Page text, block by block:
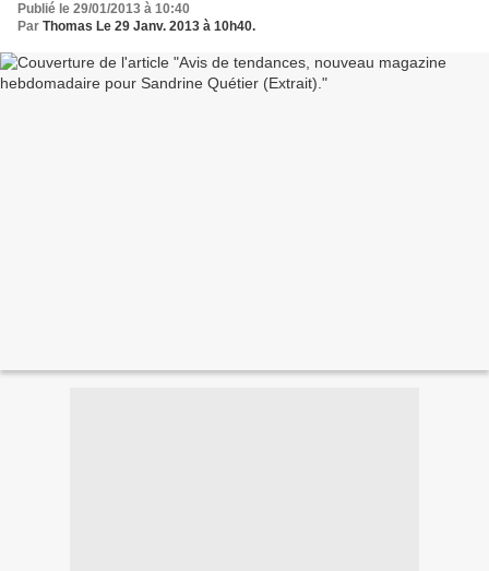
Publié le 29/01/2013 à 10:40
Par Thomas Le 29 Janv. 2013 à 10h40.